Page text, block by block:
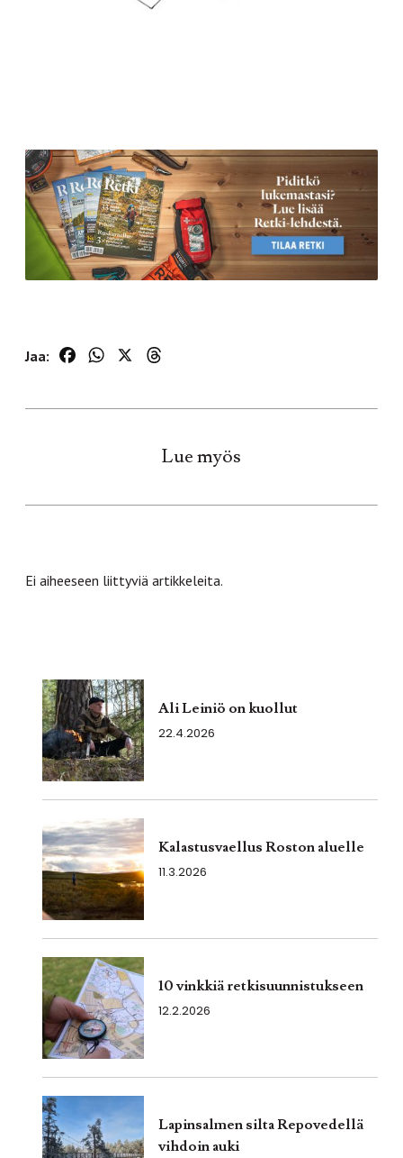
Jaa: FacebookWhatsApp
Lue myös
Ei aiheeseen liittyviä artikkeleita.
Ali Leiniö on kuollut
22.4.2026
Kalastusvaellus Roston aluelle
11.3.2026
10 vinkkiä retkisuunnistukseen
12.2.2026
Lapinsalmen silta Repovedellä
vihdoin auki